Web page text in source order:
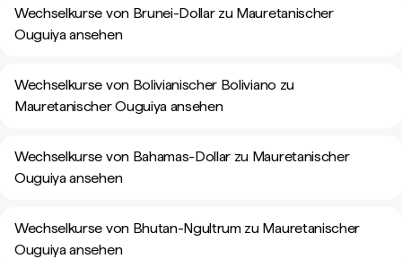
Wechselkurse von Brunei-Dollar zu Mauretanischer
Ouguiya ansehen
Wechselkurse von Bolivianischer Boliviano zu
Mauretanischer Ouguiya ansehen
Wechselkurse von Bahamas-Dollar zu Mauretanischer
Ouguiya ansehen
Wechselkurse von Bhutan-Ngultrum zu Mauretanischer
Ouguiya ansehen